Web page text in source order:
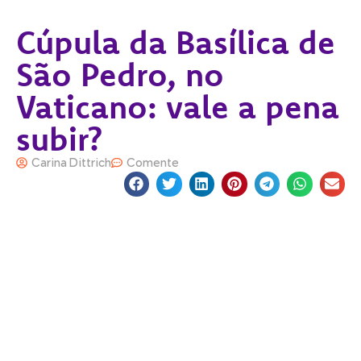
Cúpula da Basílica de
São Pedro, no
Vaticano: vale a pena
subir?
Carina Dittrich Comente